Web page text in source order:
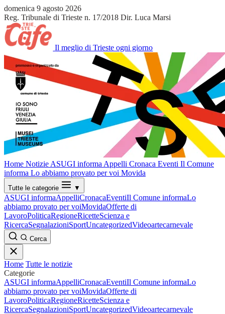
domenica 9 agosto 2026
Reg. Tribunale di Trieste n. 17/2018 Dir. Luca Marsi
Il meglio di Trieste ogni giorno
Home Notizie ASUGI informa Appelli Cronaca Eventi Il Comune
informa Lo abbiamo provato per voi Movida
Tutte le categorie ▼
ASUGI informaAppelliCronacaEventiIl Comune informaLo
abbiamo provato per voiMovidaOfferte di
LavoroPoliticaRegioneRicetteScienza e
RicercaSegnalazioniSportUncategorizedVideoartecarnevale
Cerca
Home Tutte le notizie
Categorie
ASUGI informaAppelliCronacaEventiIl Comune informaLo
abbiamo provato per voiMovidaOfferte di
LavoroPoliticaRegioneRicetteScienza e
RicercaSegnalazioniSportUncategorizedVideoartecarnevale